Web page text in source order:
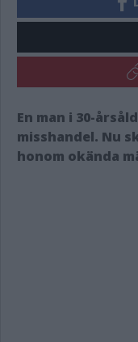
En man i 30-
misshandel. Nu
honom okända